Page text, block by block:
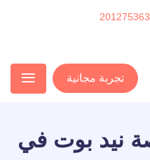
تجربة مجانية
نيد بوت في